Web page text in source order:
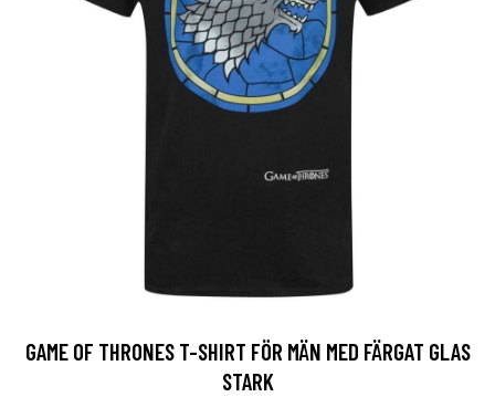
GAME OF THRONES T-SHIRT FÖR MÄN MED FÄRGAT GLAS
STARK